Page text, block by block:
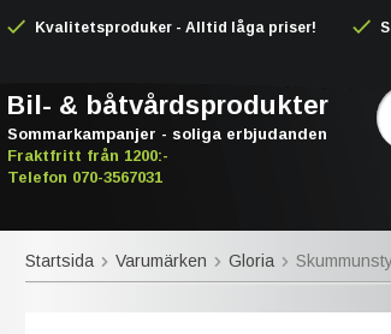
Kvalitetsproduker - Alltid låga priser!
Bil- & båtvårdsprodukter
Sommarkampanjer - soliga erbjudanden
Fraktfritt från 1200:-
Telefon 070-3567031
Startsida Varumärken Gloria